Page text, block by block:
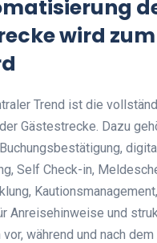
wird zum
Trend ist die
Gästestrecke. Dazu
Self Check-in,
Anreisehinweise und
während und nach